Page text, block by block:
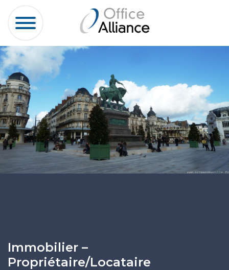
Immobilier –
Propriétaire/Locataire